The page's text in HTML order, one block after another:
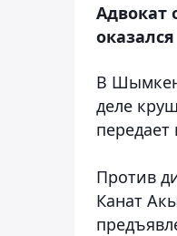
Адвокат
В
деле
передает
Против
Канат